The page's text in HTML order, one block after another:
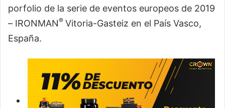
porfolio de la serie de eventos europeos de 2019
– IRONMAN® Vitoria-Gasteiz en el País Vasco,
España.